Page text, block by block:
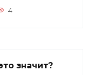
4
значит?